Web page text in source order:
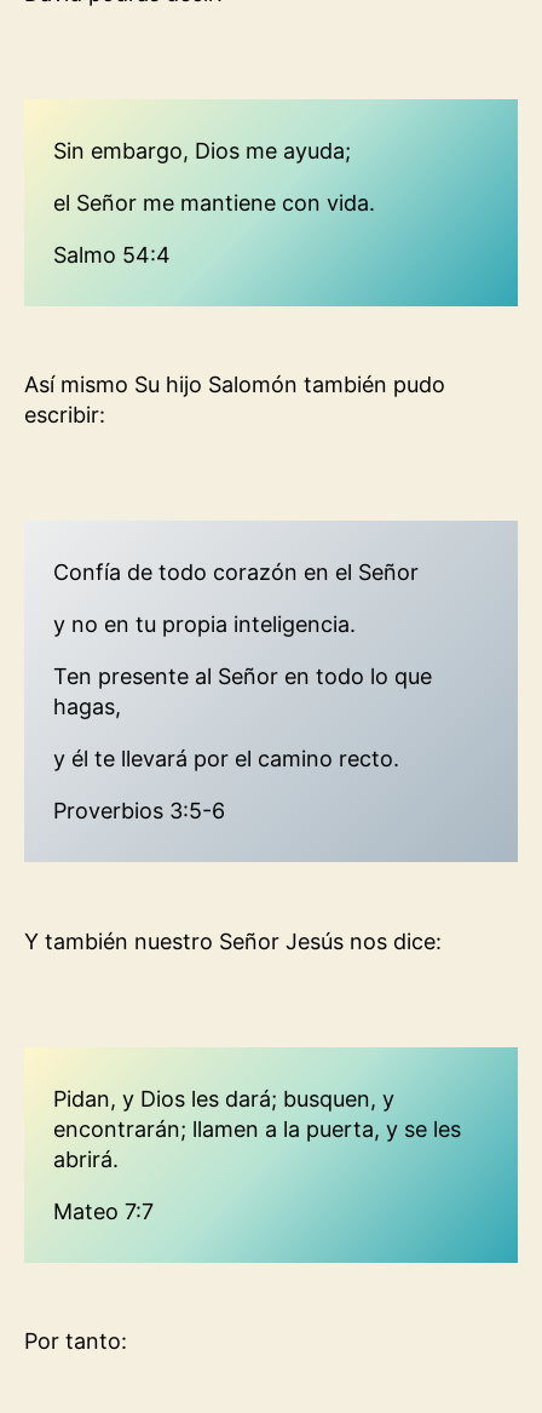
Sin embargo, Dios me ayuda;
el Señor me mantiene con vida.
Salmo 54:4
Así mismo Su hijo Salomón también pudo
escribir:
Confía de todo corazón en el Señor
y no en tu propia inteligencia.
Ten presente al Señor en todo lo que
hagas,
y él te llevará por el camino recto.
Proverbios 3:5-6
Y también nuestro Señor Jesús nos dice:
Pidan, y Dios les dará; busquen, y
encontrarán; llamen a la puerta, y se les
abrirá.
Mateo 7:7
Por tanto: